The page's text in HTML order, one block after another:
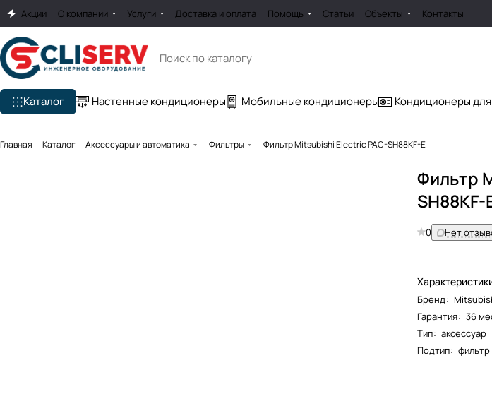
Акции О компании Услуги Доставка и оплата Помощь Статьи Объекты Контакты
Каталог Настенные кондиционеры Мобильные кондиционеры Кондиционеры
Главная Каталог Аксессуары и автоматика Фильтры Фильтр Mitsubishi Electric PAC-SH88KF-E
Фильтр
SH88KF-
0 Нет
Бренд:
Гарантия: 36
Тип: аксессуар
Подтип: фильтр